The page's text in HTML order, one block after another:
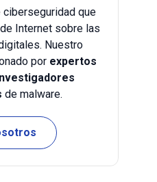
ciberseguridad que
Internet sobre las
Nuestro
por expertos
de malware.